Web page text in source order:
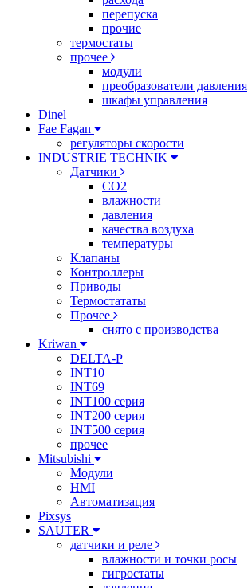
перепуска
прочие
термостаты
прочее
модули
преобразователи давления
шкафы управления
Dinel
Fae Fagan
регуляторы скорости
INDUSTRIE TECHNIK
Датчики
CO2
влажности
давления
качества воздуха
температуры
Клапаны
Контроллеры
Приводы
Термостататы
Прочее
снято с производства
Kriwan
DELTA-P
INT10
INT69
INT100 серия
INT200 серия
INT500 серия
прочее
Mitsubishi
Модули
HMI
Автоматизация
Pixsys
SAUTER
датчики и реле
влажности и точки росы
гигростаты